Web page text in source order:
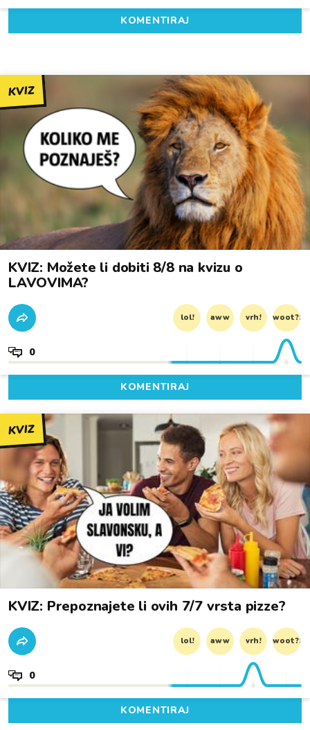
KOMENTIRAJ
KVIZ
KVIZ: Možete li dobiti 8/8 na kvizu o
LAVOVIMA?
lol! aww vrh! woot?!
0
KOMENTIRAJ
KVIZ
KVIZ: Prepoznajete li ovih 7/7 vrsta pizze?
lol! aww vrh! woot?!
0
KOMENTIRAJ